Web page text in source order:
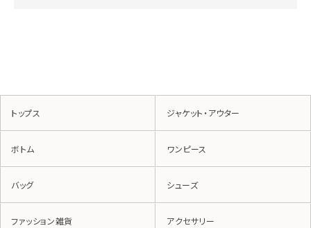
トップス ジャケット・アウター
ボトム ワンピース
バッグ シューズ
ファッション雑貨 アクセサリー